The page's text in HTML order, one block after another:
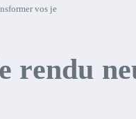
vos je
rendu